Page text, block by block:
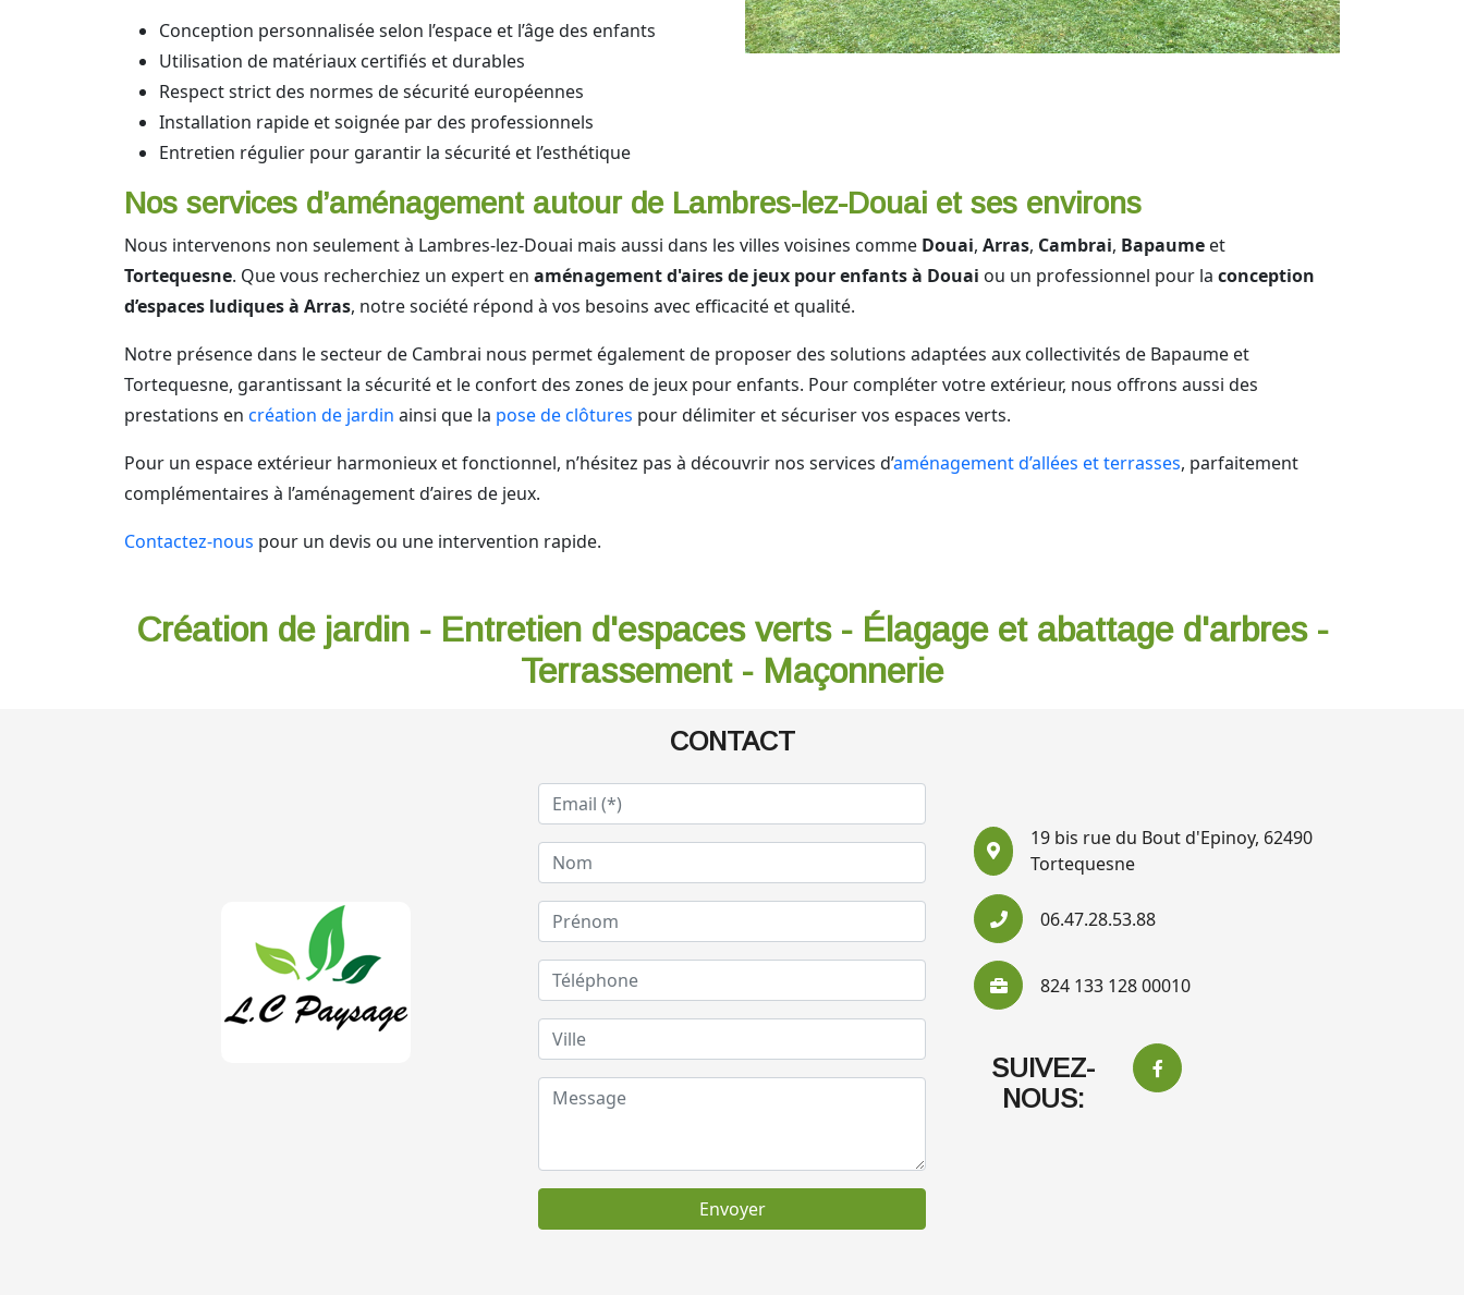
Conception personnalisée selon l’espace et l’âge des enfants
Utilisation de matériaux certifiés et durables
Respect strict des normes de sécurité européennes
Installation rapide et soignée par des professionnels
Entretien régulier pour garantir la sécurité et l’esthétique
Nos services d’aménagement autour de Lambres-lez-Douai et ses environs
Nous intervenons non seulement à Lambres-lez-Douai mais aussi dans les villes voisines comme Douai, Arras, Cambrai, Bapaume et
Tortequesne. Que vous recherchiez un expert en aménagement d'aires de jeux pour enfants à Douai ou un professionnel pour la conception
d’espaces ludiques à Arras, notre société répond à vos besoins avec efficacité et qualité.
Notre présence dans le secteur de Cambrai nous permet également de proposer des solutions adaptées aux collectivités de Bapaume et
Tortequesne, garantissant la sécurité et le confort des zones de jeux pour enfants. Pour compléter votre extérieur, nous offrons aussi des
prestations en création de jardin ainsi que la pose de clôtures pour délimiter et sécuriser vos espaces verts.
Pour un espace extérieur harmonieux et fonctionnel, n’hésitez pas à découvrir nos services d’aménagement d’allées et terrasses, parfaitement
complémentaires à l’aménagement d’aires de jeux.
Contactez-nous pour un devis ou une intervention rapide.
Création de jardin - Entretien d'espaces verts - Élagage et abattage d'arbres -
Terrassement - Maçonnerie
CONTACT
Envoyer
19 bis rue du Bout d'Epinoy, 62490
Tortequesne
06.47.28.53.88
824 133 128 00010
SUIVEZ-
NOUS: